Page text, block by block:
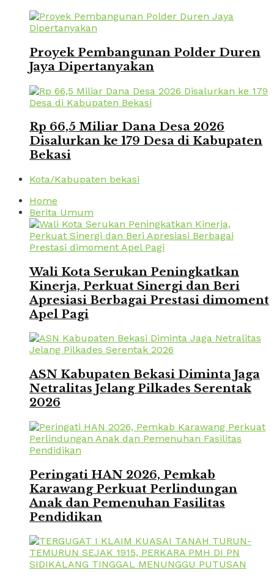
Proyek Pembangunan Polder Duren
Jaya Dipertanyakan
Rp 66,5 Miliar Dana Desa 2026
Disalurkan ke 179 Desa di Kabupaten
Bekasi
Kota/Kabupaten bekasi
Home
Berita Umum
Wali Kota Serukan Peningkatkan
Kinerja, Perkuat Sinergi dan Beri
Apresiasi Berbagai Prestasi dimoment
Apel Pagi
ASN Kabupaten Bekasi Diminta Jaga
Netralitas Jelang Pilkades Serentak
2026
Peringati HAN 2026, Pemkab
Karawang Perkuat Perlindungan
Anak dan Pemenuhan Fasilitas
Pendidikan